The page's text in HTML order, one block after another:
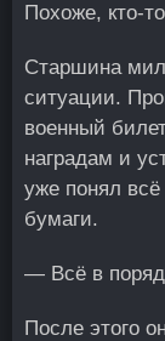
Похоже, кто-
Старшина
ситуации.
военный
наградам и
уже понял
бумаги.
— Всё в
После этого